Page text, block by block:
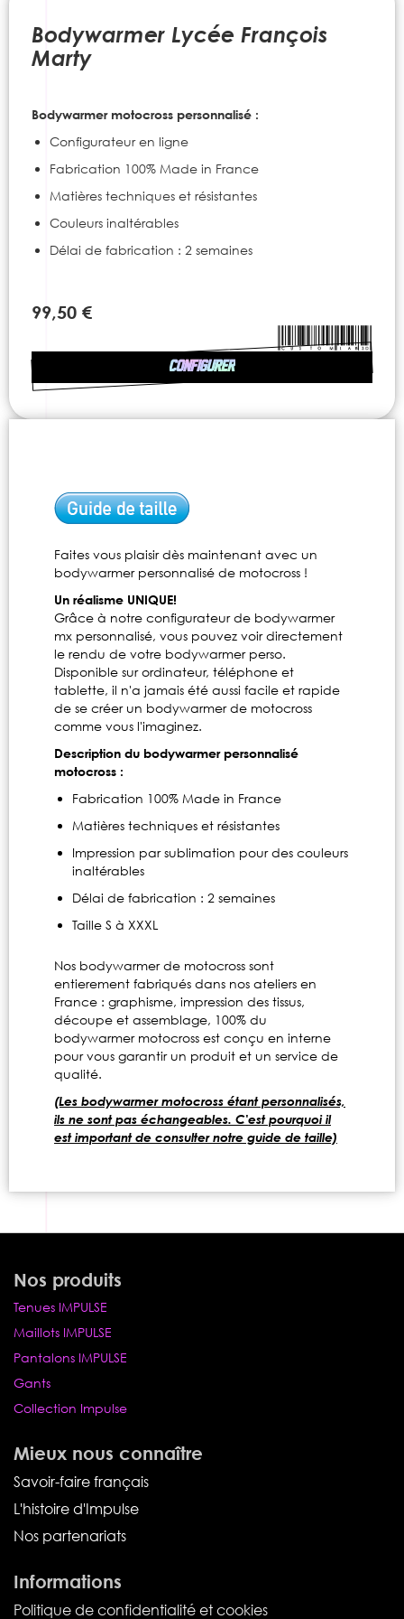
Bodywarmer Lycée François
Marty
Bodywarmer motocross personnalisé :
Configurateur en ligne
Fabrication 100% Made in France
Matières techniques et résistantes
Couleurs inaltérables
Délai de fabrication : 2 semaines
CONFIGURER
99,50 €
beginning
gallery
Faites vous plaisir dès maintenant avec un
bodywarmer personnalisé de motocross !
Un réalisme UNIQUE!
Grâce à notre configurateur de bodywarmer
mx personnalisé, vous pouvez voir directement
le rendu de votre bodywarmer perso.
Disponible sur ordinateur, téléphone et
tablette, il n'a jamais été aussi facile et rapide
de se créer un bodywarmer de motocross
comme vous l'imaginez.
Description du bodywarmer personnalisé
motocross :
Fabrication 100% Made in France
Matières techniques et résistantes
Impression par sublimation pour des couleurs
inaltérables
Délai de fabrication : 2 semaines
Taille S à XXXL
Nos bodywarmer de motocross sont
entierement fabriqués dans nos ateliers en
France : graphisme, impression des tissus,
découpe et assemblage, 100% du
bodywarmer motocross est conçu en interne
pour vous garantir un produit et un service de
qualité.
(Les bodywarmer motocross étant personnalisés,
ils ne sont pas échangeables. C'est pourquoi il
est important de consulter notre guide de taille)
Nos produits
Tenues IMPULSE
Maillots IMPULSE
Pantalons IMPULSE
Gants
Collection Impulse
Mieux nous connaître
Savoir-faire français
L'histoire d'Impulse
Nos partenariats
Informations
Politique de confidentialité et cookies